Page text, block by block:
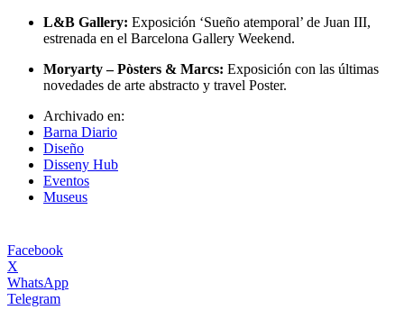
L&B Gallery: Exposición ‘Sueño atemporal’ de Juan III,
estrenada en el Barcelona Gallery Weekend.
Moryarty – Pòsters & Marcs: Exposición con las últimas
novedades de arte abstracto y travel Poster.
Archivado en:
Barna Diario
Diseño
Disseny Hub
Eventos
Museus
Facebook
X
WhatsApp
Telegram